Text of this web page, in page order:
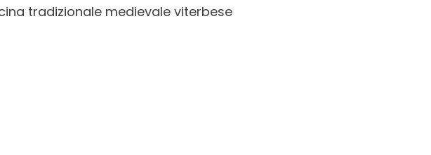
tradizionale medievale viterbese